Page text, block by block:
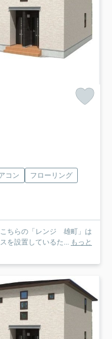
コン
フローリング
ちらの「レンジ 雄町」は
を設置しているた... もっと